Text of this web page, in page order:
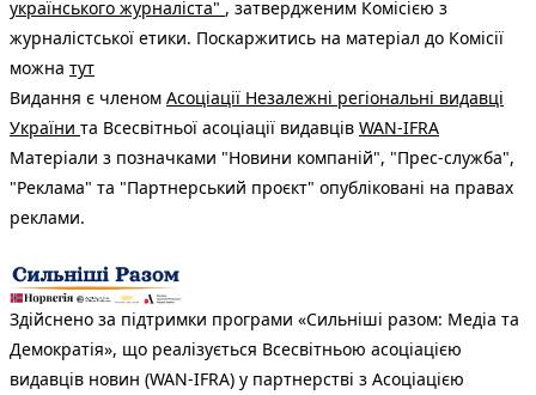
українського журналіста" , затвердженим Комісією з
журналістської етики. Поскаржитись на матеріал до Комісії
можна тут
Видання є членом Асоціації Незалежні регіональні видавці
України та Всесвітньої асоціації видавців WAN-IFRA
Матеріали з позначками "Новини компаній", "Прес-служба",
"Реклама" та "Партнерський проєкт" опубліковані на правах
реклами.
Здійснено за підтримки програми «Сильніші разом: Медіа та
Демократія», що реалізується Всесвітньою асоціацією
видавців новин (WAN-IFRA) у партнерстві з Асоціацією